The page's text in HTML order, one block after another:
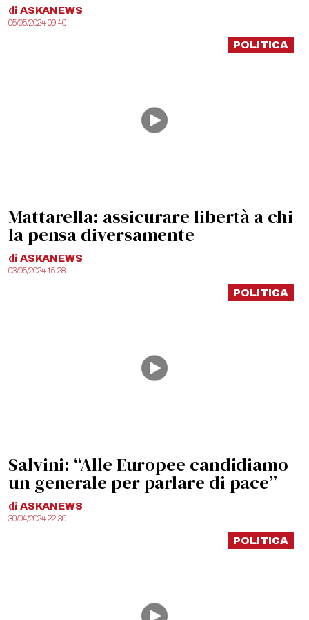
di ASKANEWS
05/05/2024 09:40
POLITICA
Mattarella: assicurare libertà a chi
la pensa diversamente
di ASKANEWS
03/05/2024 15:28
POLITICA
Salvini: “Alle Europee candidiamo
un generale per parlare di pace”
di ASKANEWS
30/04/2024 22:30
POLITICA